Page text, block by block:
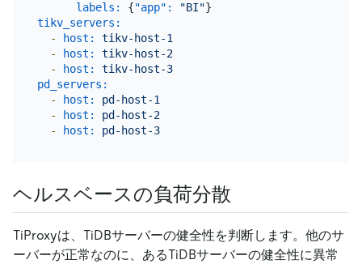
labels:
{"app": "BI"
tikv_servers:
-
host:
tikv-host-1
-
host:
tikv-host-2
-
host:
tikv-host-3
pd_servers:
-
host:
pd-host-1
-
host:
pd-host-2
-
host: pd-host-3
ヘルスベースの負荷分散
TiProxyは、TiDBサーバーの健全性を判断します。他のサ
ーバーが正常なのに、あるTiDBサーバーの健全性に異常